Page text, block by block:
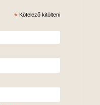
* Kötelező kitölteni